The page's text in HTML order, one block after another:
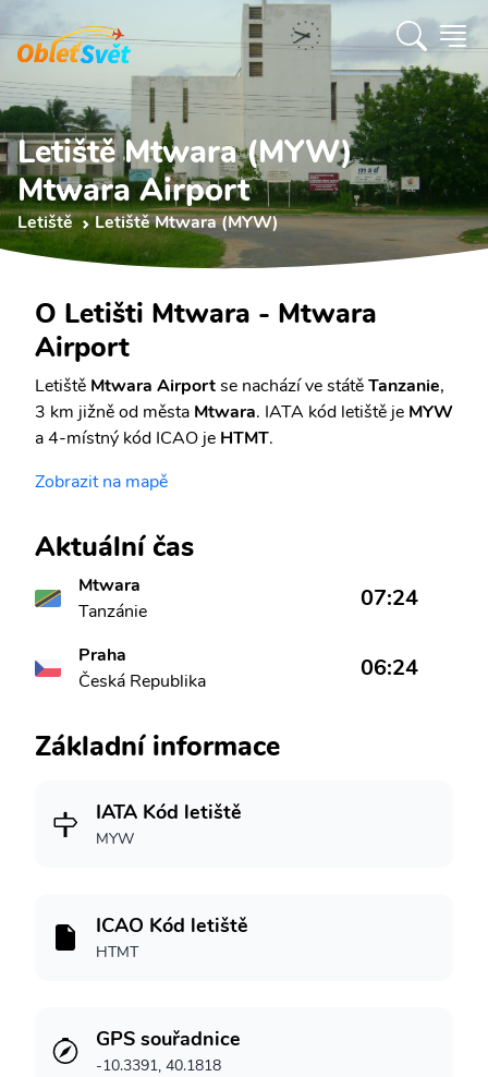
Letiště Mtwara (MYW)
Mtwara Airport
Letiště Letiště Mtwara (MYW)
O Letišti Mtwara - Mtwara
Airport
Letiště Mtwara Airportse nachází ve státěTanzanie,
3 km jižně od města Mtwara. IATA kód letiště je MYW
a 4-místný kód ICAO je HTMT.
Zobrazit na mapě
Aktuální čas
Mtwara
Tanzánie
07:24
Praha
Česká Republika
06:24
Základní informace
IATA Kód letiště
MYW
ICAO Kód letiště
HTMT
GPS souřadnice
-10.3391, 40.1818